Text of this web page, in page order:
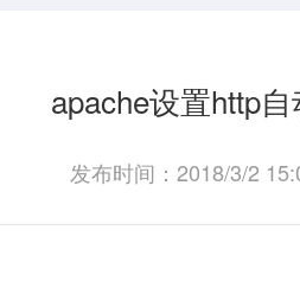
apache设置http
发布时间：2018/3/2